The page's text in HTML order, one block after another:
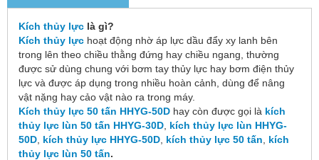
Kích thủy lực là gì?
Kích thủy lực hoạt động nhờ áp lực dầu đẩy xy lanh bên
trong lên theo chiều thằng đứng hay chiều ngang, thường
được sử dùng chung với bơm tay thủy lực hay bơm điện thủy
lực và được áp dụng trong nhiều hoàn cảnh, dùng để nâng
vật nặng hay cảo vật nào ra trong máy.
Kích thủy lực 50 tấn HHYG-50D hay còn được gọi là kích
thủy lực lùn 50 tấn HHYG-30D kích thủy lực lùn HHYG-
50D kích thủy lực HHYG-50D kích thủy lực 50 tấn
kích
thủy lực lùn 50 tấn.